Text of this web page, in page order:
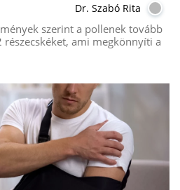
Dr. Szabó Rita
szerint a pollenek tovább
részecskéket, ami megkönnyíti a